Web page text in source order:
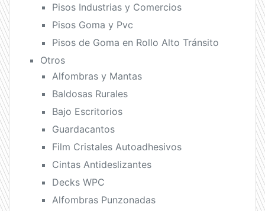
Pisos Industrias y Comercios
Pisos Goma y Pvc
Pisos de Goma en Rollo Alto Tránsito
Otros
Alfombras y Mantas
Baldosas Rurales
Bajo Escritorios
Guardacantos
Film Cristales Autoadhesivos
Cintas Antideslizantes
Decks WPC
Alfombras Punzonadas